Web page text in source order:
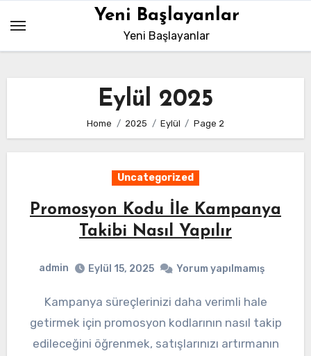
content
Yeni Başlayanlar
Yeni Başlayanlar
Eylül 2025
Home 2025 Eylül Page 2
Uncategorized
Promosyon Kodu İle Kampanya
Takibi Nasıl Yapılır
admin Eylül 15, 2025 Yorum yapılmamış
Kampanya süreçlerinizi daha verimli hale
getirmek için promosyon kodlarının nasıl takip
edileceğini öğrenmek, satışlarınızı artırmanın